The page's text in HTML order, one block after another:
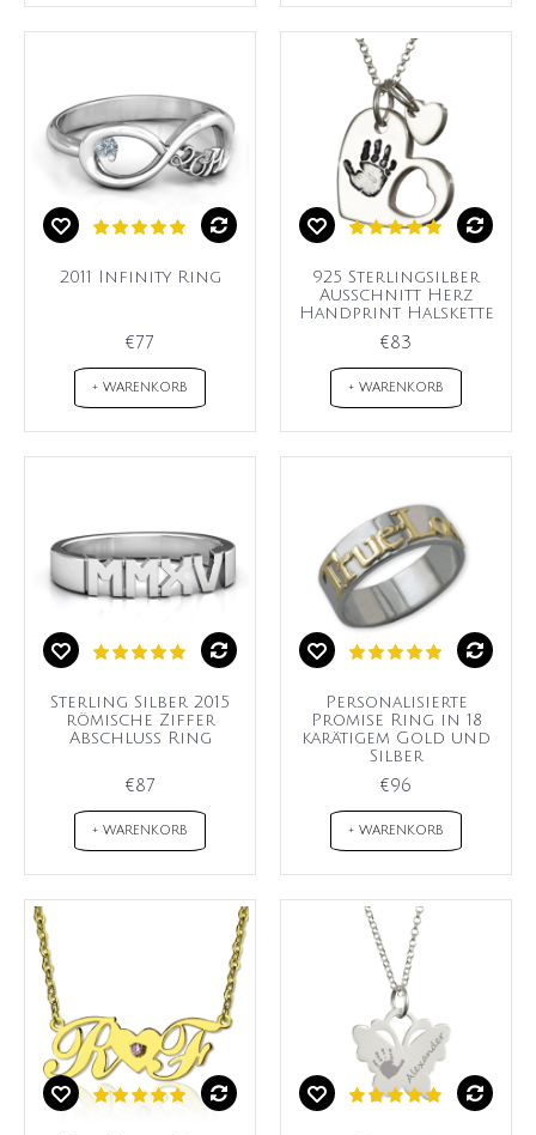
2011 Infinity Ring
€77
+ WARENKORB
925 Sterlingsilber
Ausschnitt Herz
Handprint Halskette
€83
+ WARENKORB
Sterling Silber 2015
römische Ziffer
Abschluss Ring
€87
+ WARENKORB
Personalisierte
Promise Ring in 18
karätigem Gold und
Silber
€96
+ WARENKORB